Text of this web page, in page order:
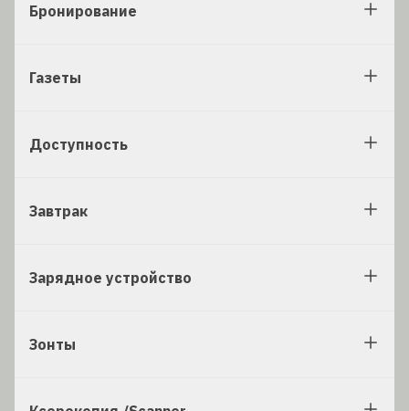
Бронирование
Газеты
Доступность
Завтрак
Зарядное устройство
Зонты